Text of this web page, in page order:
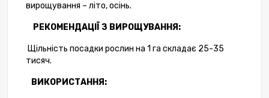
вирощування – літо, осінь.
РЕКОМЕНДАЦІЇ З ВИРОЩУВАННЯ:
Щільність посадки рослин на 1 га складає 25-35
тисяч.
ВИКОРИСТАННЯ: